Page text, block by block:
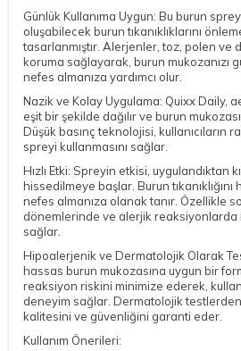
Günlük Kullanıma Uygun: Bu burun
oluşabilecek burun tıkanıklıklarını
tasarlanmıştır. Alerjenler, toz, polen ve
koruma sağlayarak, burun mukozanızı
nefes almanıza yardımcı olur.
Nazik ve Kolay Uygulama: Quixx Daily,
eşit bir şekilde dağılır ve burun
Düşük basınç teknolojisi, kullanıcıların
spreyi kullanmasını sağlar.
Hızlı Etki: Spreyin etkisi, uygulandıktan
hissedilmeye başlar. Burun
nefes almanıza olanak tanır. Özellikle
dönemlerinde ve alerjik reaksiyonlarda
sağlar.
Hipoalerjenik ve Dermatolojik Olarak
hassas burun mukozasına uygun bir
reaksiyon riskini minimize ederek,
deneyim sağlar. Dermatolojik
kalitesini ve güvenliğini garanti eder.
Kullanım Önerileri: